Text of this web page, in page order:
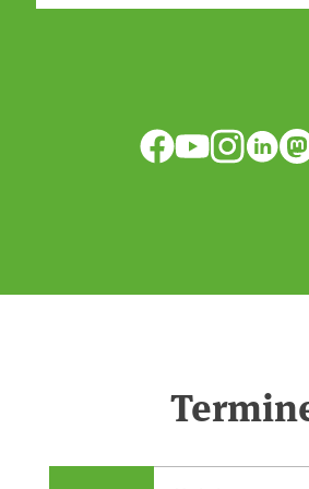
anpassen?🤔Antworten auf